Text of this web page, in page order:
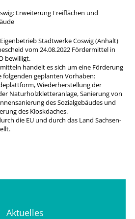
Erweiterung Freiflächen und
Stadtwerke Coswig (Anhalt)
vom 24.08.2022 Fördermittel in
bewilligt.
handelt es sich um eine Förderung
folgenden geplanten Vorhaben:
Wiederherstellung der
Naturholzkletteranlage, Sanierung von
des Sozialgebäudes und
des Kioskdaches.
die EU und durch das Land Sachsen-
Aktuelles